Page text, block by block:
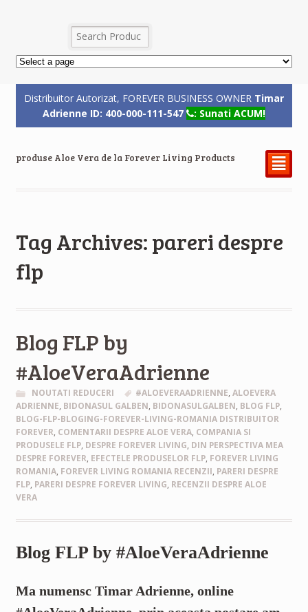
Distribuitor Autorizat, FOREVER BUSINESS OWNER Timar
Adrienne ID: 400-000-111-547
: Sunati ACUM!
produse Aloe Vera de la Forever Living Products ²
Tag Archives: pareri despre
flp
Blog FLP by
#AloeVeraAdrienne
NOUTATI REDUCERI #ALOEVERAADRIENNE,ALOEVERA
ADRIENNE, BIDONASUL GALBEN, BIDONASULGALBEN, BLOG FLP,
BLOG-FLP-BLOGING-FOREVER-LIVING-ROMANIA DISTRIBUITOR
FOREVER, COMENTARII DESPRE ALOE VERA, COMPANIA SI
PRODUSELE FLP, DESPRE FOREVER LIVING, DIN PERSPECTIVA MEA
DESPRE FOREVER, EFECTELE PRODUSELOR FLP, FOREVER LIVING
ROMANIA, FOREVER LIVING ROMANIA RECENZII, PARERI DESPRE
FLP, PARERI DESPRE FOREVER LIVING, RECENZII DESPRE ALOE
VERA
Blog FLP by #AloeVeraAdrienne
Ma numensc Timar Adrienne, online